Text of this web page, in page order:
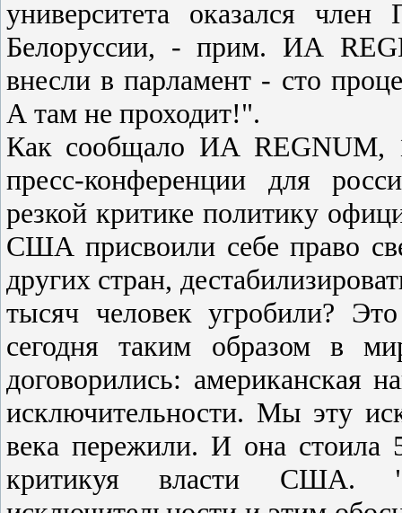
университета оказался член
Белоруссии, - прим. ИА
внесли в парламент - сто
А там не проходит!".
Как сообщало ИА REGNUM,
пресс-конференции для
резкой критике политику
США присвоили себе право
других стран,
тысяч человек угробили?
сегодня таким образом в
договорились: американская
исключительности. Мы эту
века пережили. И она
критикуя власти США.